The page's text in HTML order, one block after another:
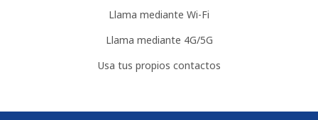
Llama mediante Wi-Fi
Llama mediante 4G/5G
Usa tus propios contactos